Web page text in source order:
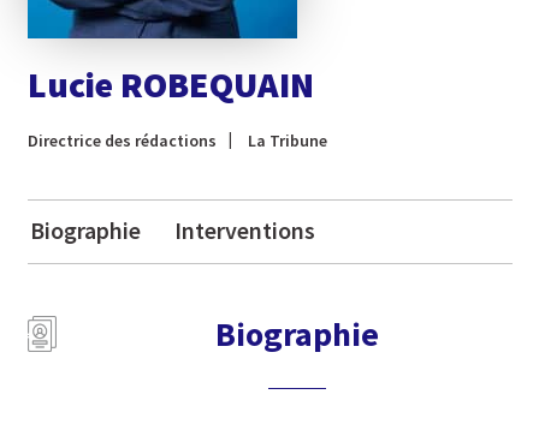
Lucie ROBEQUAIN
Directrice des rédactions La Tribune
Biographie Interventions
Biographie